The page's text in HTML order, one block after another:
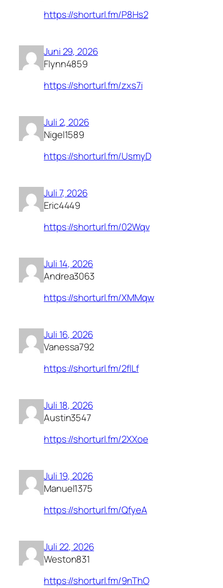
https://shorturl.fm/P8Hs2
Juni 29, 2026
Flynn4859
https://shorturl.fm/zxs7i
Juli 2, 2026
Nigel1589
https://shorturl.fm/UsmyD
Juli 7, 2026
Eric4449
https://shorturl.fm/02Wqv
Juli 14, 2026
Andrea3063
https://shorturl.fm/XMMqw
Juli 16, 2026
Vanessa792
https://shorturl.fm/2flLf
Juli 18, 2026
Austin3547
https://shorturl.fm/2XXoe
Juli 19, 2026
Manuel1375
https://shorturl.fm/QfyeA
Juli 22, 2026
Weston831
https://shorturl.fm/9nThO